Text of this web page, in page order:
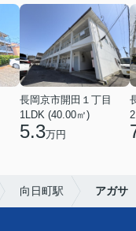
長岡京市開田１丁目
1LDK (40.00㎡)
5.3万円
向日町駅 アガサ